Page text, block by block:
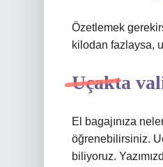
Özetlemek
kilodan fazlaysa,
Uçakta
El bagajınıza
öğrenebilirsiniz.
biliyoruz.